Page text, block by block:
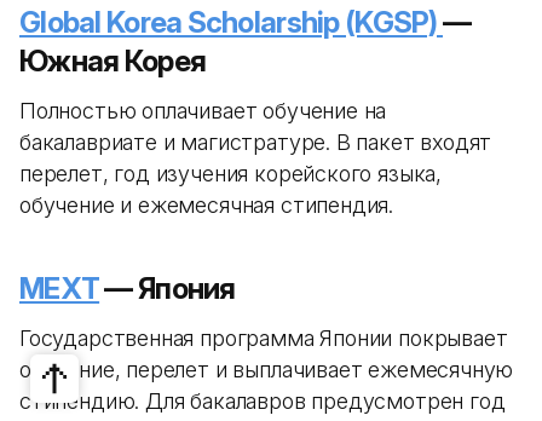
Global Korea Scholarship (KGSP)—
Южная Корея
Полностью оплачивает обучение на
бакалавриате и магистратуре. В пакет входят
перелет, год изучения корейского языка,
обучение и ежемесячная стипендия.
MEXT— Япония
Государственная программа Японии покрывает
обучение, перелет и выплачивает ежемесячную
стипендию. Для бакалавров предусмотрен год